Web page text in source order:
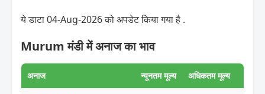
ये डाटा 04-Aug-2026 को अपडेट किया गया है .
Murum मंडी में अनाज का भाव
अनाज न्यूनतम मूल्य अधिकतम मूल्य